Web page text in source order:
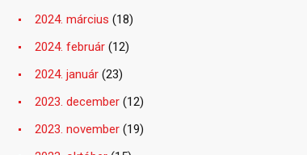
2024. március (18)
2024. február (12)
2024. január (23)
2023. december (12)
2023. november (19)